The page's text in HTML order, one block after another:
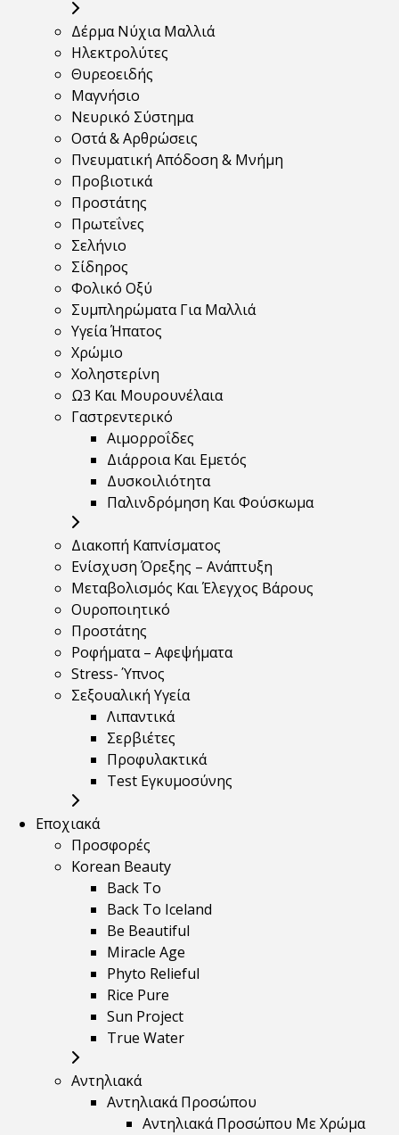
Δέρμα Νύχια Μαλλιά
Ηλεκτρολύτες
Θυρεοειδής
Μαγνήσιο
Νευρικό Σύστημα
Οστά & Αρθρώσεις
Πνευματική Απόδοση & Μνήμη
Προβιοτικά
Προστάτης
Πρωτεΐνες
Σελήνιο
Σίδηρος
Φολικό Οξύ
Συμπληρώματα Για Μαλλιά
Υγεία Ήπατος
Χρώμιο
Χοληστερίνη
Ω3 Και Μουρουνέλαια
Γαστρεντερικό
Αιμορροΐδες
Διάρροια Και Εμετός
Δυσκοιλιότητα
Παλινδρόμηση Και Φούσκωμα
Διακοπή Καπνίσματος
Ενίσχυση Όρεξης – Ανάπτυξη
Μεταβολισμός Και Έλεγχος Βάρους
Ουροποιητικό
Προστάτης
Ροφήματα – Αφεψήματα
Stress- Ύπνος
Σεξουαλική Υγεία
Λιπαντικά
Σερβιέτες
Προφυλακτικά
Test Εγκυμοσύνης
Εποχιακά
Προσφορές
Korean Beauty
Back To
Back To Iceland
Be Beautiful
Miracle Age
Phyto Relieful
Rice Pure
Sun Project
True Water
Αντηλιακά
Αντηλιακά Προσώπου
Αντηλιακά Προσώπου Με Χρώμα